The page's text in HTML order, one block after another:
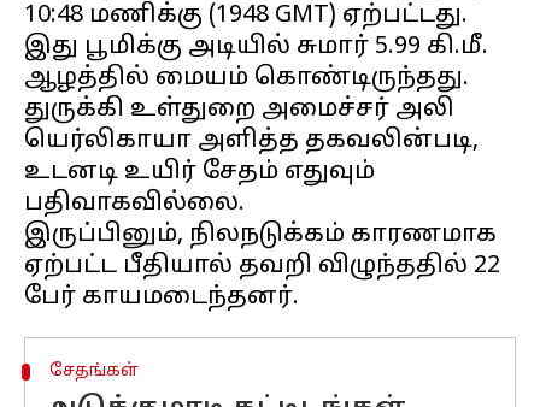
10:48 மணிக்கு (1948 GMT) ஏற்பட்டது.
இது பூமிக்கு அடியில் சுமார் 5.99 கி.மீ.
ஆழத்தில் மையம் கொண்டிருந்தது.
துருக்கி உள்துறை அமைச்சர் அலி
யெர்லிகாயா அளித்த தகவலின்படி,
உடனடி உயிர் சேதம் எதுவும்
பதிவாகவில்லை.
இருப்பினும், நிலநடுக்கம் காரணமாக
ஏற்பட்ட பீதியால் தவறி விழுந்ததில் 22
சேதங்கள்